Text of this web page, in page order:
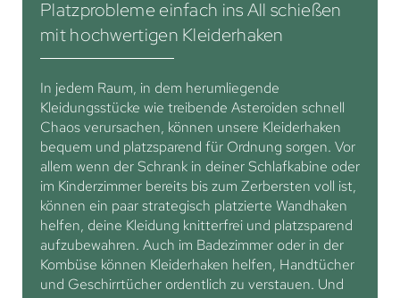
Platzprobleme einfach ins All schießen
mit hochwertigen Kleiderhaken
In jedem Raum, in dem herumliegende
Kleidungsstücke wie treibende Asteroiden schnell
Chaos verursachen, können unsere Kleiderhaken
bequem und platzsparend für Ordnung sorgen. Vor
allem wenn der Schrank in deiner Schlafkabine oder
im Kinderzimmer bereits bis zum Zerbersten voll ist,
können ein paar strategisch platzierte Wandhaken
helfen, deine Kleidung knitterfrei und platzsparend
aufzubewahren. Auch im Badezimmer oder in der
Kombüse können Kleiderhaken helfen, Handtücher
und Geschirrtücher ordentlich zu verstauen. Und